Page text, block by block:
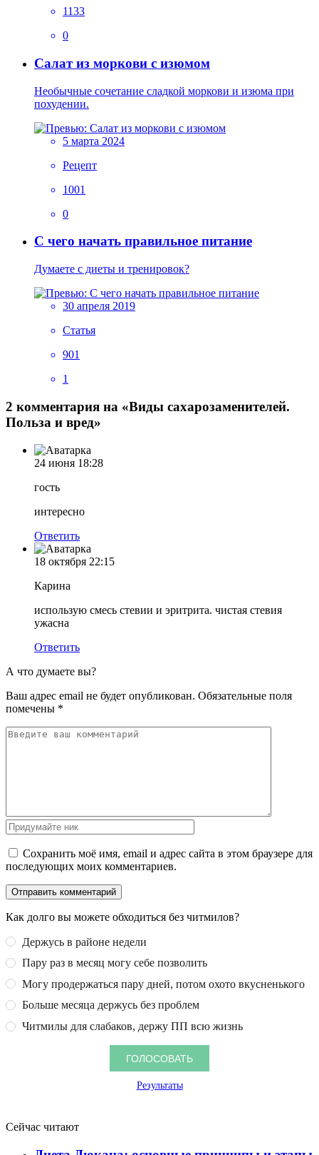
1133
0
Салат из моркови с изюмом
Необычные сочетание сладкой моркови и изюма при
похудении.
5 марта 2024
Рецепт
1001
0
С чего начать правильное питание
Думаете с диеты и тренировок?
30 апреля 2019
Статья
901
1
2 комментария на «Виды сахарозаменителей.
Польза и вред»
24 июня 18:28
гость
интересно
Ответить
18 октября 22:15
Карина
использую смесь стевии и эритрита. чистая стевия
ужасна
Ответить
А что думаете вы?
Ваш адрес email не будет опубликован. Обязательные поля
помечены *
Сохранить моё имя, email и адрес сайта в этом браузере для
последующих моих комментариев.
Как долго вы можете обходиться без читмилов?
Держусь в районе недели
Пару раз в месяц могу себе позволить
Могу продержаться пару дней, потом охото вкусненького
Больше месяца держусь без проблем
Читмилы для слабаков, держу ПП всю жизнь
Результаты
Сейчас читают